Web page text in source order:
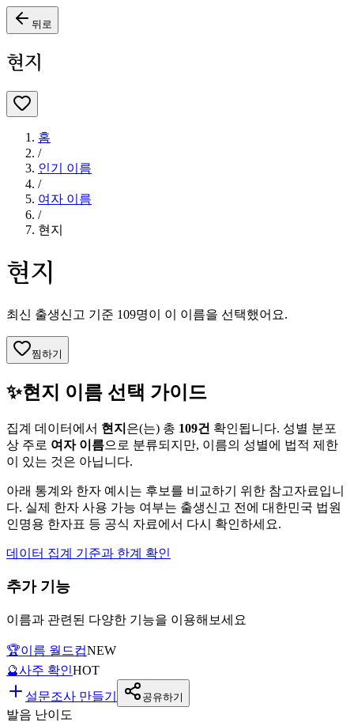
뒤로
현지
홈
/
인기 이름
/
여자 이름
/
현지
현지
최신 출생신고 기준 109명이 이 이름을 선택했어요.
찜하기
✨현지 이름 선택 가이드
집계 데이터에서 현지 은(는) 총 109건 확인됩니다. 성별 분포
상 주로 여자이름으로 분류되지만, 이름의 성별에 법적 제한
이 있는 것은 아닙니다.
아래 통계와 한자 예시는 후보를 비교하기 위한 참고자료입니
다. 실제 한자 사용 가능 여부는 출생신고 전에 대한민국 법원
인명용 한자표 등 공식 자료에서 다시 확인하세요.
데이터 집계 기준과 한계 확인
추가 기능
이름과 관련된 다양한 기능을 이용해보세요
🏆이름 월드컵NEW
🔮사주 확인HOT
설문조사 만들기
공유하기
발음 난이도